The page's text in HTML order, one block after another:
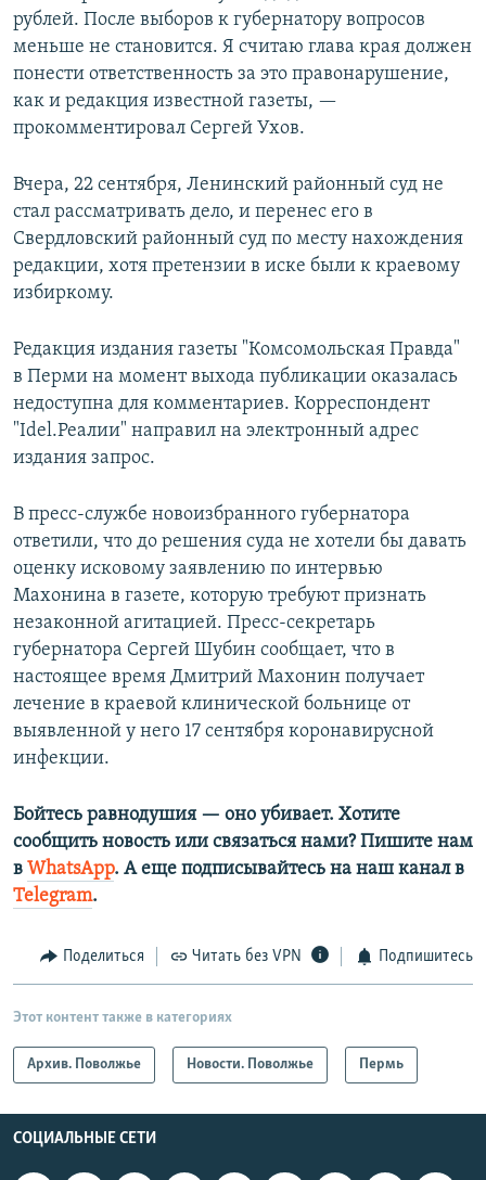
рублей. После выборов к губернатору вопросов
меньше не становится. Я считаю глава края должен
понести ответственность за это правонарушение,
как и редакция известной газеты, —
прокомментировал Сергей Ухов.
Вчера, 22 сентября, Ленинский районный суд не
стал рассматривать дело, и перенес его в
Свердловский районный суд по месту нахождения
редакции, хотя претензии в иске были к краевому
избиркому.
Редакция издания газеты "Комсомольская Правда"
в Перми на момент выхода публикации оказалась
недоступна для комментариев. Корреспондент
"Idel.Реалии" направил на электронный адрес
издания запрос.
В пресс-службе новоизбранного губернатора
ответили, что до решения суда не хотели бы давать
оценку исковому заявлению по интервью
Махонина в газете, которую требуют признать
незаконной агитацией. Пресс-секретарь
губернатора Сергей Шубин сообщает, что в
настоящее время Дмитрий Махонин получает
лечение в краевой клинической больнице от
выявленной у него 17 сентября коронавирусной
инфекции.
Бойтесь равнодушия — оно убивает. Хотите
сообщить новость или связаться нами? Пишите нам
в WhatsApp. А еще подписывайтесь на наш канал в
Telegram.
Поделиться Читать без VPN Подпишитесь
Этот контент также в категориях
Архив. Поволжье Новости. Поволжье Пермь
СОЦИАЛЬНЫЕ СЕТИ